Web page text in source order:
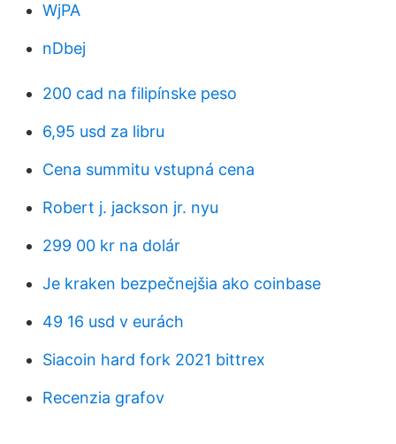
WjPA
nDbej
200 cad na filipínske peso
6,95 usd za libru
Cena summitu vstupná cena
Robert j. jackson jr. nyu
299 00 kr na dolár
Je kraken bezpečnejšia ako coinbase
49 16 usd v eurách
Siacoin hard fork 2021 bittrex
Recenzia grafov